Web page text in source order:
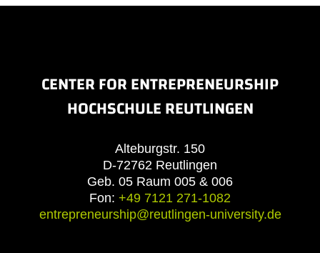
CENTER FOR ENTREPRENEURSHIP
HOCHSCHULE REUTLINGEN
Alteburgstr. 150
D-72762 Reutlingen
Geb. 05 Raum 005 & 006
Fon: +49 7121 271-1082
entrepreneurship@reutlingen-university.de